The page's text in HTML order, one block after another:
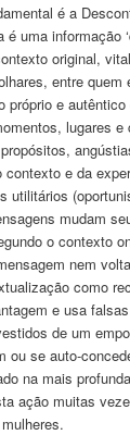
é a
uma informação
original,
entre quem
próprio e
lugares e
contexto e da
utilitários
mudam
o contexto
nem
como
e usa
de um
ou se auto-
na mais
ação muitas